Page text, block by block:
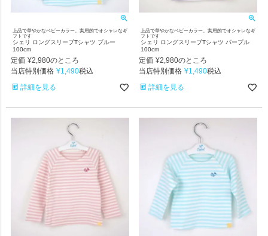
上品で華やかなベビーカラー。実用的でオシャレなギ
フトです
シェリ ロングスリーブTシャツ ブルー
100cm
定価 ¥2,980のところ
当店特別価格 ¥1,490税込
詳細を見る
上品で華やかなベビーカラー。実用的でオシャレなギ
フトです
シェリ ロングスリーブTシャツ パープル
100cm
定価 ¥2,980のところ
当店特別価格 ¥1,490税込
詳細を見る